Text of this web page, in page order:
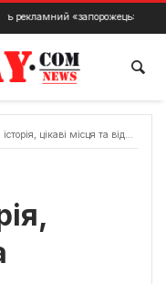
«запорожець», в який в’їхало
цікаві місця та відпочинок